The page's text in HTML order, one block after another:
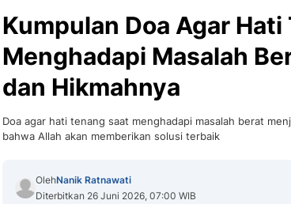
Kumpulan Doa Agar Hati
Menghadapi Masalah
dan Hikmahnya
Doa agar hati tenang saat menghadapi masalah berat
bahwa Allah akan memberikan solusi terbaik
OlehNanik Ratnawati
Diterbitkan 26 Juni 2026, 07:00 WIB